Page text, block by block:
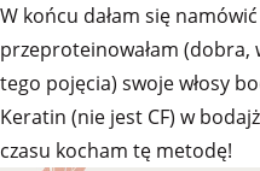
W końcu dałam się
przeproteinowałam (dobra,
tego pojęcia) swoje włosy
Keratin (nie jest CF) w
czasu kocham tę metodę!